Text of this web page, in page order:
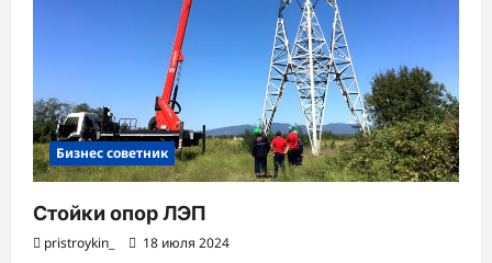
Бизнес советник
Стойки опор ЛЭП
pristroykin_ 18 июля 2024